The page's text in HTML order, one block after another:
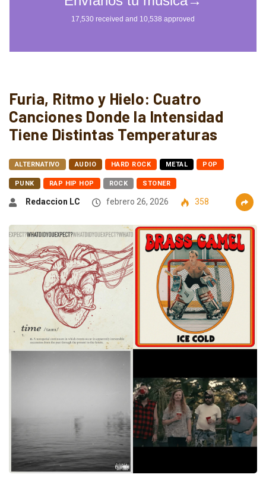
Furia, Ritmo y Hielo: Cuatro
Canciones Donde la Intensidad
Tiene Distintas Temperaturas
ALTERNATIVO AUDIO HARD ROCK METAL POP
PUNK RAP HIP HOP ROCK STONER
Redaccion LC febrero 26, 2026 358